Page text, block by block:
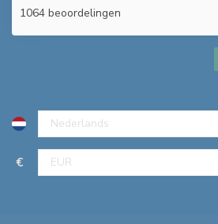
1064 beoordelingen
€